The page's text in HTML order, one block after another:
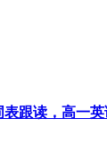
表跟读，高一